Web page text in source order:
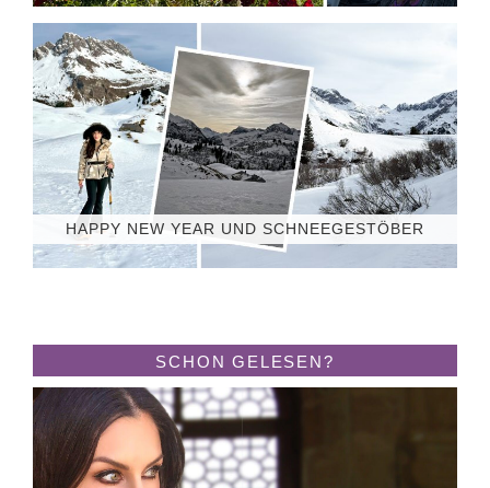
HAPPY NEW YEAR UND SCHNEEGESTÖBER
SCHON GELESEN?